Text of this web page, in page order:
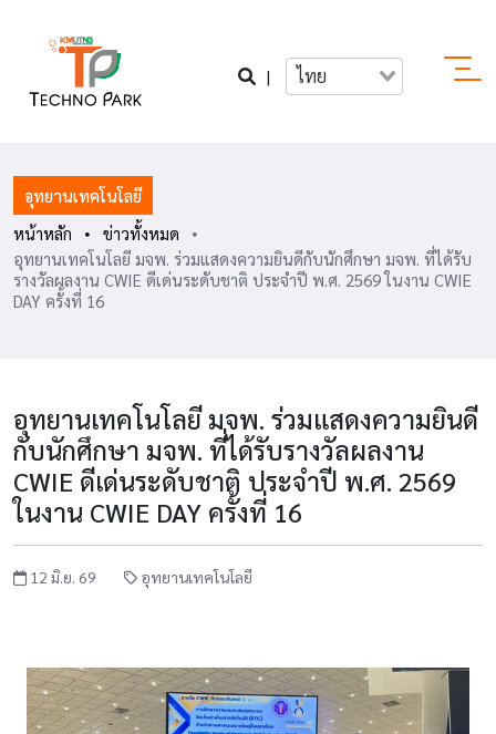
| ไทย
อุทยานเทคโนโลยี
หน้าหลัก
ข่าวทั้งหมด
อุทยานเทคโนโลยี มจพ. ร่วมแสดงความยินดีกับนักศึกษา มจพ. ที่ได้รับ
รางวัลผลงาน CWIE ดีเด่นระดับชาติ ประจำปี พ.ศ. 2569 ในงาน CWIE
DAY ครั้งที่ 16
อุทยานเทคโนโลยี มจพ. ร่วมแสดงความยินดี
กับนักศึกษา มจพ. ที่ได้รับรางวัลผลงาน
CWIE ดีเด่นระดับชาติ ประจำปี พ.ศ. 2569
ในงาน CWIE DAY ครั้งที่ 16
12 มิ.ย. 69 อุทยานเทคโนโลยี